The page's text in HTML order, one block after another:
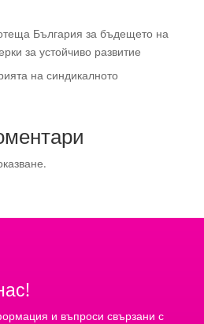
България за бъдещето на
за устойчиво развитие
на синдикалното
и въпроси свързани с